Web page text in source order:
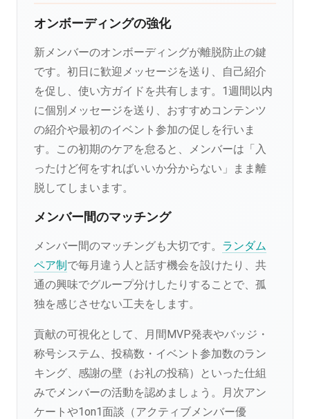
オンボーディングの強化
新メンバーのオンボーディングが離脱防止の鍵
です。初日に歓迎メッセージを送り、自己紹介
を促し、使い方ガイドを共有します。1週間以内
に個別メッセージを送り、おすすめコンテンツ
の紹介や最初のイベント参加の促しを行いま
す。この初期のケアを怠ると、メンバーは「入
ったけど何をすればいいか分からない」まま離
脱してしまいます。
メンバー間のマッチング
メンバー間のマッチングも大切です。 ランダム
ペア制で毎月違う人と話す機会を設けたり、共
通の興味でグループ分けしたりすることで、孤
独を感じさせない工夫をします。
貢献の可視化として、月間MVP発表やバッジ・
称号システム、投稿数・イベント参加数のラン
キング、感謝の壁（お礼の投稿）といった仕組
みでメンバーの活動を認めましょう。月次アン
ケートや1on1面談（アクティブメンバー優